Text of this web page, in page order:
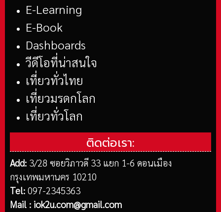
E-Learning
E-Book
Dashboards
วีดีโอที่น่าสนใจ
เที่ยวทั่วไทย
เที่ยวมรดกโลก
เที่ยวทั่วโลก
ติดต่อเรา:
Add: 3/28 ซอยวิภาวดี 33 แยก 1-6 ดอนเมือง
กรุงเทพมหานคร 10210
Tel: 097-2345363
Mail : iok2u.com@gmail.com